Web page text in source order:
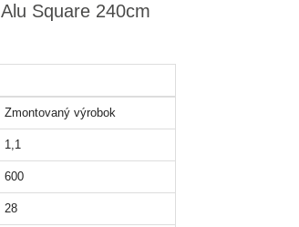
Square 240cm
Zmontovaný výrobok
1,1
600
28